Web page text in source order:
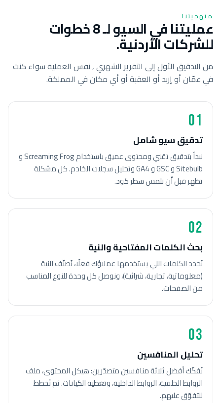
منهجيتنا
عمليتنا في السيو لـ 8 خطوات
للشركات الأردنية.
من التدقيق الأول إلى التقرير الشهري , نفس العملية سواء كنت
في عمّان أو إربد أو العقبة أو أي مكان في المملكة.
01
تدقيق سيو شامل
نبدأ بتدقيق تقني ومحتوى عميق باستخدام Screaming Frog و
Sitebulb و GSC و GA4 وتحليل سجلات الخادم. كل مشكلة
تظهر قبل أن نلمس سطر كود.
02
بحث الكلمات المفتاحية والنية
نُحدد الكلمات اللي يستخدمها عملاؤك فعلًا، نُصنّف النية
(معلوماتية، تجارية، شرائية)، ونوصل كل وحدة للنوع المناسب
من الصفحات.
03
تحليل المنافسين
نُفكّك أفضل ثلاثة منافسين متصدّرين: هيكل المحتوى، ملف
الروابط الخلفية، الروابط الداخلية، وتغطية الكيانات. ثم نُخطط
للتفوّق عليهم.